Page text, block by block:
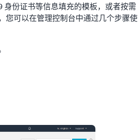
份证书等信息填充的模板，或者按需
您可以在管理控制台中通过几个步骤使